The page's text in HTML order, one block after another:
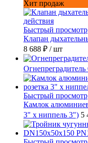
Хит продаж
Быстрый просмотр
Клапан
8 688 ₽ / шт
Быстрый просмотр
Камлок
3" х ниппель 3") 5